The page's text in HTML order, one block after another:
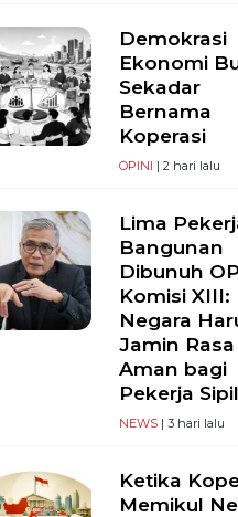
Demokrasi
Ekonomi
Sekadar
Bernama
Koperasi
OPINI | 2 hari lalu
Lima
Bangunan
Dibunuh
Komisi XIII:
Negara
Jamin Rasa
Aman bagi
Pekerja Sipil
NEWS | 3 hari lalu
Ketika
Memikul